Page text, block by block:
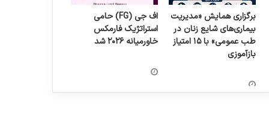
برگزاری همایش «مدیریت
بیماری‌های شایع زنان در
طب عمومی» با ۱۵ امتیاز
بازآموزی
اف جی (FG) حامی
استراتژیک فارمکس
خاورمیانه ۲۰۲۶ شد